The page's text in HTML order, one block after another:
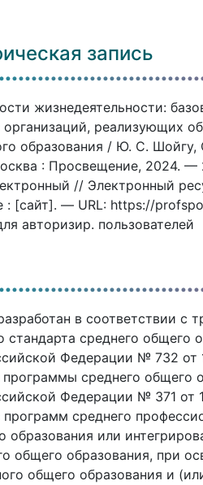
запись
жизнедеятельности:
организаций, реализующих
образования / Ю. С.
: Просвещение, 2024. —
// Электронный
: [сайт]. — URL: https://
авторизир. пользователей
в соответствии с
стандарта среднего
Федерации № 732 от
программы среднего
Федерации № 371 от
среднего
образования или
общего образования, при
общего образования и